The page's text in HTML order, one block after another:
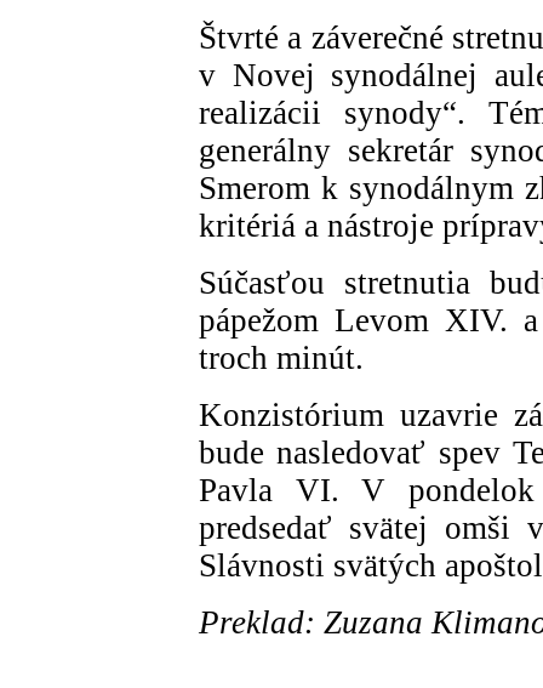
Štvrté a záverečné
v Novej synodálnej
realizácii synody“.
generálny sekretár
Smerom k synodálnym
kritériá a nástroje
Súčasťou stretnutia
pápežom Levom XIV.
troch minút.
Konzistórium uzavrie
bude nasledovať spev
Pavla VI. V
predsedať svätej omši
Slávnosti svätých
Preklad: Zuzana